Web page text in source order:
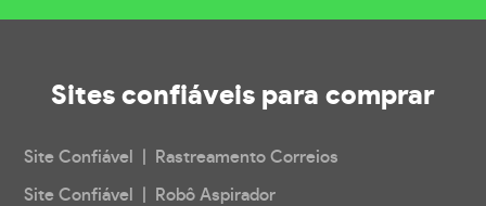
Sites confiáveis para comprar
Site Confiável | Rastreamento Correios
Site Confiável | Robô Aspirador